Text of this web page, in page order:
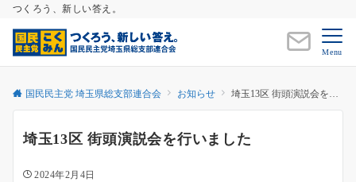
つくろう、新しい答え。
Menu
国民民主党 埼玉県総支部連合会 お知らせ 埼玉13区 街頭演説会を行いました
埼玉13区 街頭演説会を行いました
2024年2月4日